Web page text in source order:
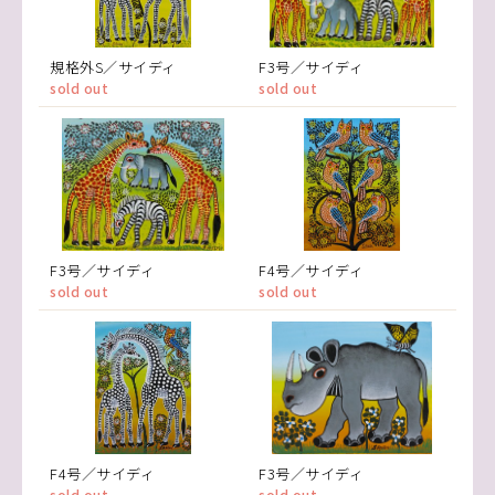
規格外S／サイディ
sold out
F3号／サイディ
sold out
F3号／サイディ
sold out
F4号／サイディ
sold out
F4号／サイディ F3号／サイディ